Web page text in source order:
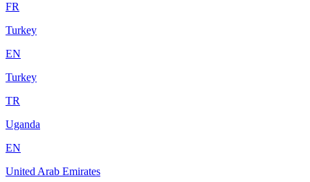
FR
Turkey
EN
Turkey
TR
Uganda
EN
United Arab Emirates